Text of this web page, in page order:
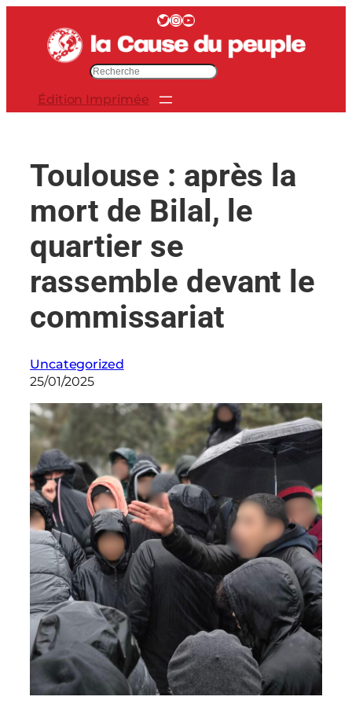
contenu
Twitter InstagramYouTube
e
r
Édition Imprimée
Toulouse : après la
mort de Bilal, le
quartier se
rassemble devant le
commissariat
Uncategorized
25/01/2025